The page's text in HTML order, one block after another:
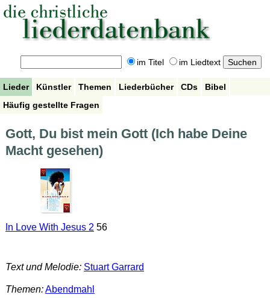
im Titel im Liedtext
Lieder Künstler Themen Liederbücher CDs
Bibel
Häufig gestellte Fragen
Gott, Du bist mein Gott (Ich habe Deine
Macht gesehen)
In Love With Jesus 2 56
Text und Melodie: Stuart Garrard
Themen:Abendmahl